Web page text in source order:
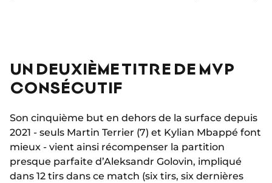
UN DEUXIÈME TITRE DE MVP
CONSÉCUTIF
Son cinquième but en dehors de la surface depuis
2021 - seuls Martin Terrier (7) et Kylian Mbappé font
mieux - vient ainsi récompenser la partition
presque parfaite d’Aleksandr Golovin, impliqué
dans 12 tirs dans ce match (six tirs, six dernières